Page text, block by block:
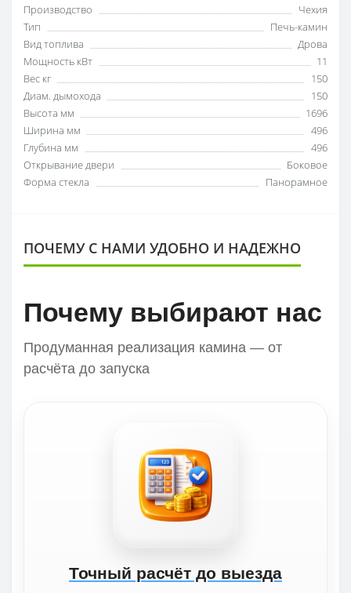
Производство
Чехия
Тип
Печь-камин
Вид топлива
Дрова
Мощность кВт
11
Вес кг
150
Диам. дымохода
150
Высота мм
1696
Ширина мм
496
Глубина мм
496
Открывание двери
Боковое
Форма стекла
Панорамное
ПОЧЕМУ С НАМИ УДОБНО И НАДЕЖНО
Почему выбирают нас
Продуманная реализация камина — от
расчёта до запуска
Точный расчёт до выезда